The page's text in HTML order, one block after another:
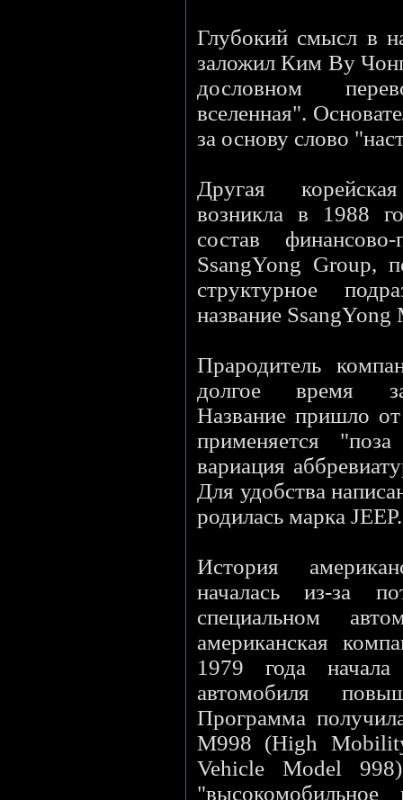
Глубокий смысл в
заложил Ким Ву
дословном
вселенная".
за основу слово
Другая
возникла в 1988
состав
SsangYong Group,
структурное
название
Прародитель
долгое время
Название пришло
применяется
вариация
Для удобства
родилась марка JEEP.
История
началась из-за
специальном
американская
1979 года
автомобиля
Программа
M998 (High
Vehicle Model
"высокомобильное